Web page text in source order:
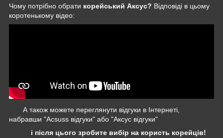
Чому потрібно обрати корейський Аксус? Відповіді в цьому
коротенькому відео:
А також можете переглянути відгуки в Інтернеті,
набравши "Acsuss відгуки" або "Аксус відгуки"
і після цього зробите вибір на користь корейців!